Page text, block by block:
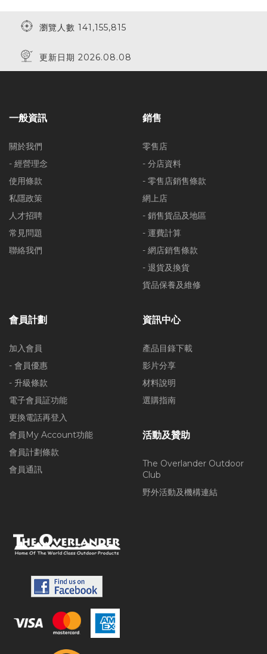
瀏覽人數 141,155,815
更新日期 2026.08.08
一般資訊
關於我們
- 經營理念
使用條款
私隱政策
人才招聘
常見問題
聯絡我們
銷售
零售店
- 分店資料
- 零售店銷售條款
網上店
- 銷售貨品及地區
- 運費計算
- 網店銷售條款
- 退貨及換貨
貨品保養及維修
會員計劃
加入會員
- 會員優惠
- 升級條款
電子會員証功能
更換電話再登入
會員My Account功能
會員計劃條款
會員通訊
資訊中心
產品目錄下載
影片分享
材料說明
選購指南
活動及贊助
The Overlander Outdoor
Club
野外活動及機構連結